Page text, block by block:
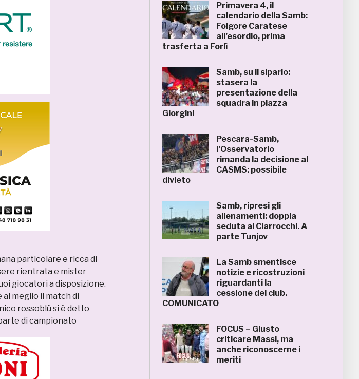
particolare e ricca di
rientrata e mister
giocatori a disposizione.
meglio il match di
rossoblù si è detto
di campionato
Primavera 4, il
calendario della Samb:
Folgore Caratese
all’esordio, prima
trasferta a Forlì
Samb, su il sipario:
stasera la
presentazione della
squadra in piazza
Giorgini
Pescara-Samb,
l’Osservatorio
rimanda la decisione al
CASMS: possibile
divieto
Samb, ripresi gli
allenamenti: doppia
seduta al Ciarrocchi. A
parte Tunjov
La Samb smentisce
notizie e ricostruzioni
riguardanti la
cessione del club.
COMUNICATO
FOCUS – Giusto
criticare Massi, ma
anche riconoscerne i
meriti